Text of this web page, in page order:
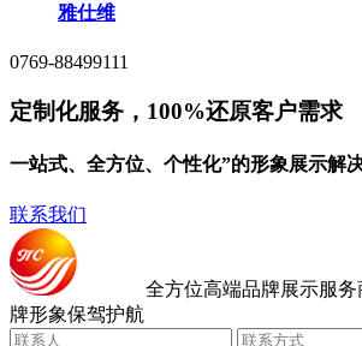
雅仕维
0769-88499111
定制化服务，100%还原客户需求
一站式、全方位、个性化”的形象展示解
联系我们
全方位高端品牌展示服务
牌形象保驾护航